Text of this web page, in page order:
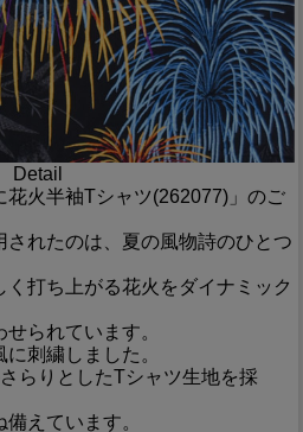
Detail
火半袖Tシャツ(262077)」のご
れたのは、夏の風物詩のひとつ
打ち上がる花火をダイナミック
られています。
刺繍しました。
らりとしたTシャツ生地を採
えています。